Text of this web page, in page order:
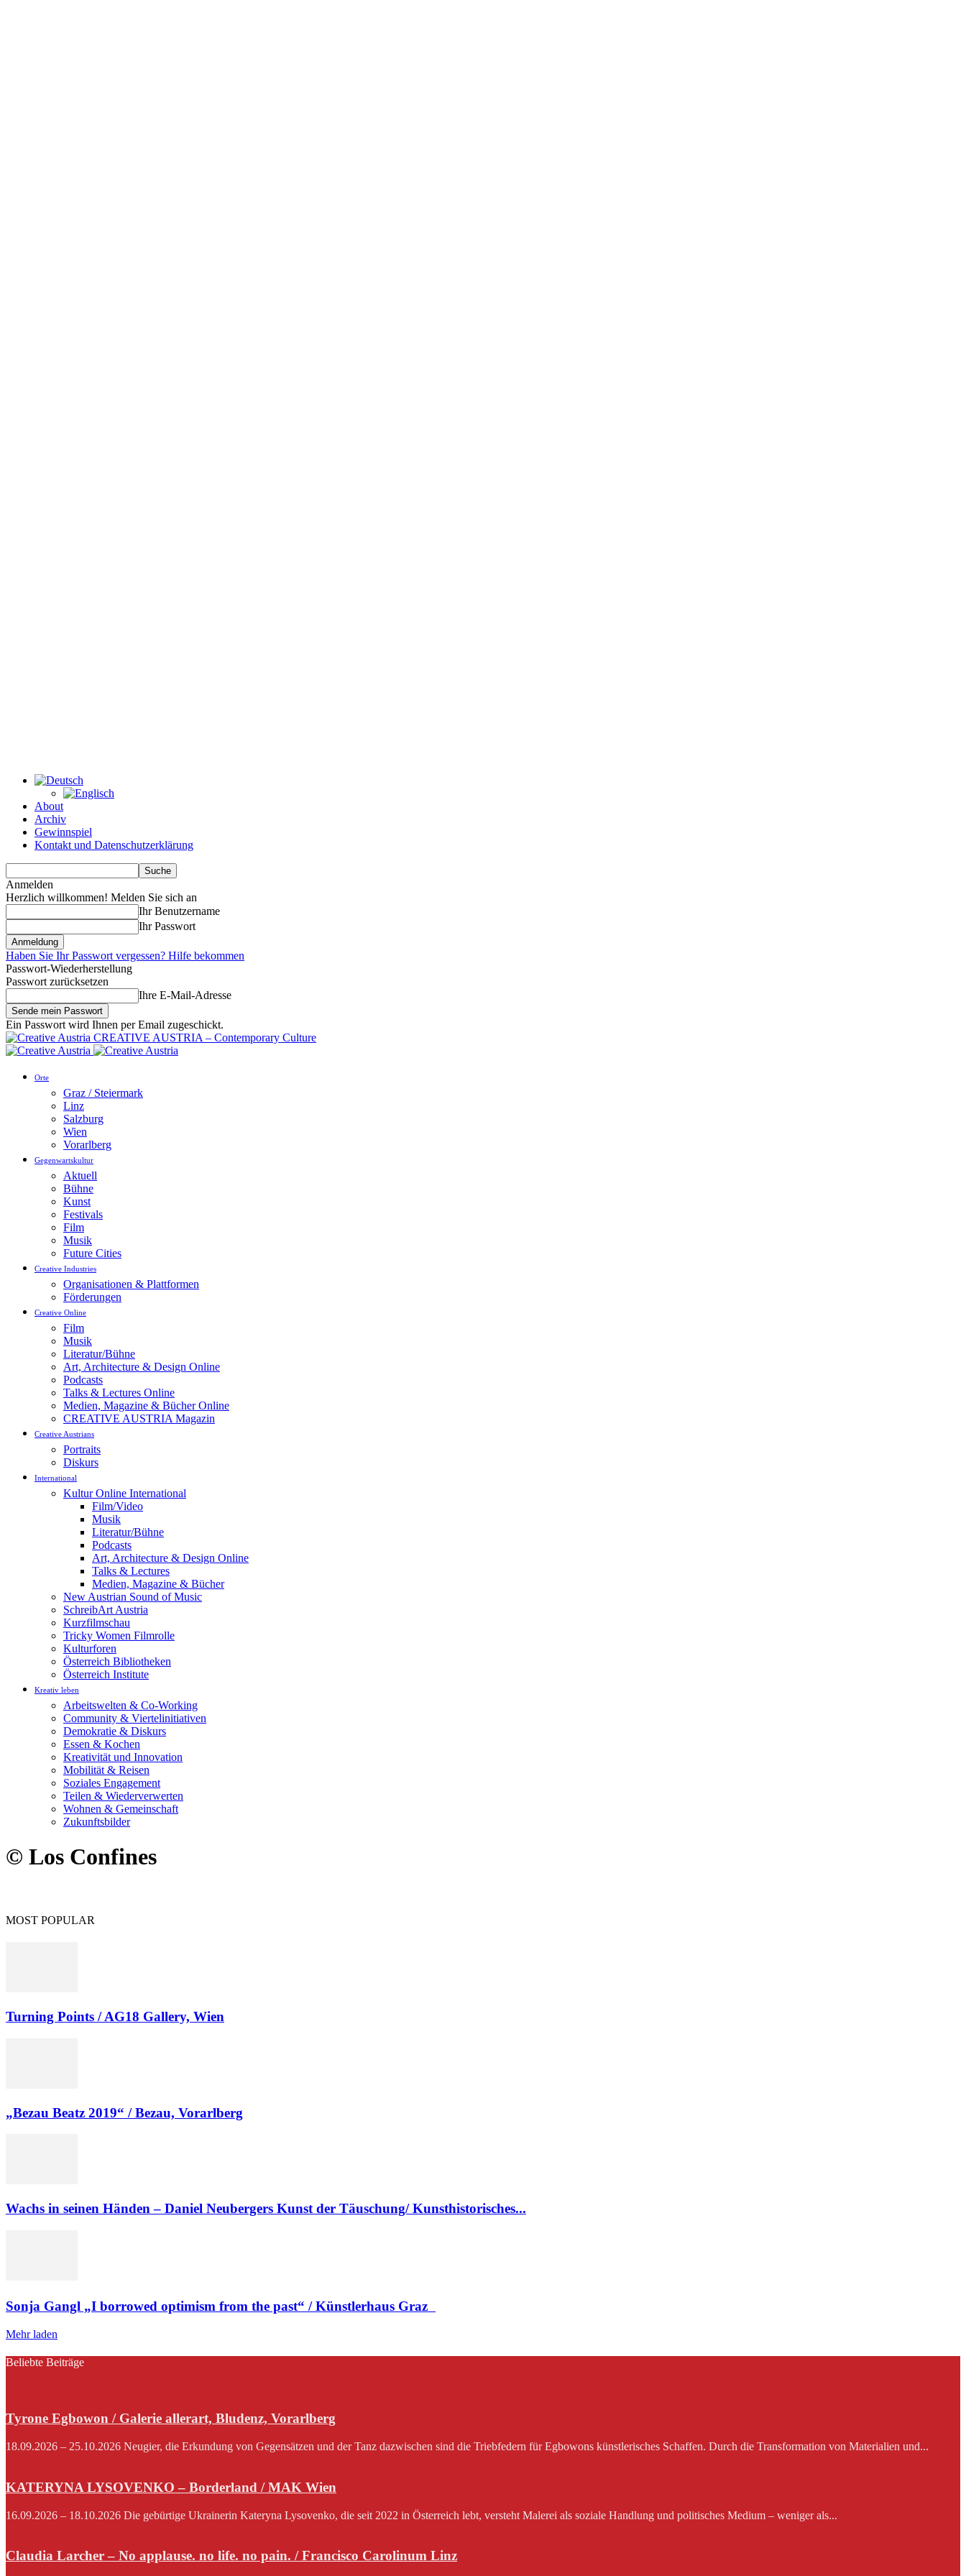
About
Archiv
Gewinnspiel
Kontakt und Datenschutzerklärung
Anmelden
Herzlich willkommen! Melden Sie sich an
Ihr Benutzername
Ihr Passwort
Haben Sie Ihr Passwort vergessen? Hilfe bekommen
Passwort-Wiederherstellung
Passwort zurücksetzen
Ihre E-Mail-Adresse
Ein Passwort wird Ihnen per Email zugeschickt.
CREATIVE AUSTRIA – Contemporary Culture
Orte
Graz / Steiermark
Linz
Salzburg
Wien
Vorarlberg
Gegenwartskultur
Aktuell
Bühne
Kunst
Festivals
Film
Musik
Future Cities
Creative Industries
Organisationen & Plattformen
Förderungen
Creative Online
Film
Musik
Literatur/Bühne
Art, Architecture & Design Online
Podcasts
Talks & Lectures Online
Medien, Magazine & Bücher Online
CREATIVE AUSTRIA Magazin
Creative Austrians
Portraits
Diskurs
International
Kultur Online International
Film/Video
Musik
Literatur/Bühne
Podcasts
Art, Architecture & Design Online
Talks & Lectures
Medien, Magazine & Bücher
New Austrian Sound of Music
SchreibArt Austria
Kurzfilmschau
Tricky Women Filmrolle
Kulturforen
Österreich Bibliotheken
Österreich Institute
Kreativ leben
Arbeitswelten & Co-Working
Community & Viertelinitiativen
Demokratie & Diskurs
Essen & Kochen
Kreativität und Innovation
Mobilität & Reisen
Soziales Engagement
Teilen & Wiederverwerten
Wohnen & Gemeinschaft
Zukunftsbilder
© Los Confines
MOST POPULAR
Turning Points / AG18 Gallery, Wien
„Bezau Beatz 2019“ / Bezau, Vorarlberg
Wachs in seinen Händen – Daniel Neubergers Kunst der Täuschung/ Kunsthistorisches...
Sonja Gangl „I borrowed optimism from the past“ / Künstlerhaus Graz
Mehr laden
Beliebte Beiträge
Tyrone Egbowon / Galerie allerart, Bludenz, Vorarlberg
18.09.2026 – 25.10.2026 Neugier, die Erkundung von Gegensätzen und der Tanz dazwischen sind die Triebfedern für Egbowons künstlerisches Schaffen. Durch die Transformation von Materialien und...
KATERYNA LYSOVENKO – Borderland / MAK Wien
16.09.2026 – 18.10.2026 Die gebürtige Ukrainerin Kateryna Lysovenko, die seit 2022 in Österreich lebt, versteht Malerei als soziale Handlung und politisches Medium – weniger als...
Claudia Larcher – No applause. no life. no pain. / Francisco Carolinum Linz